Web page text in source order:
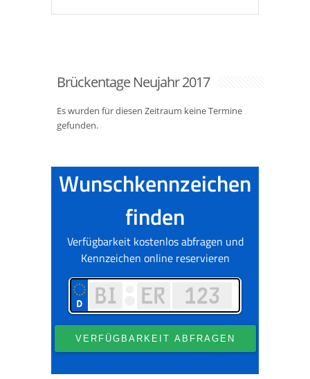
Brückentage Neujahr 2017
Es wurden für diesen Zeitraum keine Termine
gefunden.